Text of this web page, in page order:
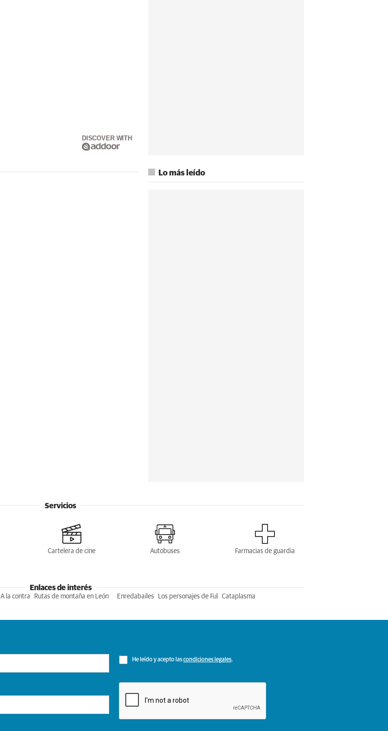
DISCOVER WITH
Lo más leído
Servicios
Cartelera de cine Autobuses Farmacias de guardia
Enlaces de interés
A la contra Rutas de montaña en León Enredabailes Los personajes de Ful Cataplasma
He leído y acepto lascondiciones legales.